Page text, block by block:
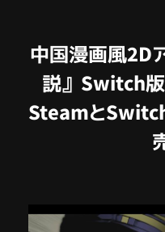
中国漫画風2D
説』 Switch
Steamと